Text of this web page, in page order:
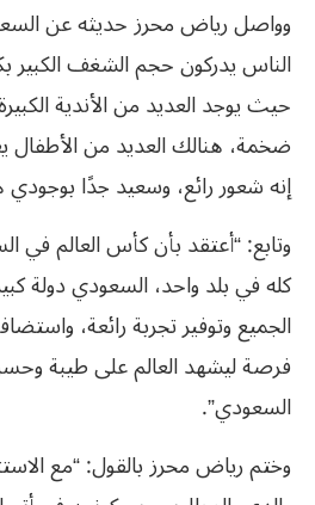
وواصل رياض محرز حديثه عن
الناس يدركون حجم الشغف الكبير
حيث يوجد العديد من الأندية
ضخمة، هنالك العديد من الأطفال
إنه شعور رائع، وسعيد جدًا بوجودي
وتابع: “أعتقد بأن كأس العالم في
كله في بلد واحد، السعودي دولة
الجميع وتوفير تجربة رائعة،
فرصة ليشهد العالم على طيبة
السعودي”.
وختم رياض محرز بالقول: “مع